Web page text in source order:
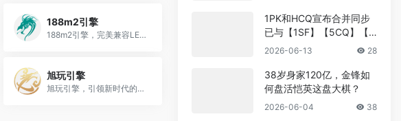
188m2引擎
188m2引擎，完美兼容LEG/BLUE的传奇引擎。
旭玩引擎
旭玩引擎，引领新时代的传奇端游引擎。
1PK和HCQ宣布合并同步
已与【1SF】【5CQ】【1
GM】【CCQ】【500sf】
利政策
2026-06-13 28
38岁身家120亿，金锋如
何盘活恺英这盘大棋？
2026-06-04 38